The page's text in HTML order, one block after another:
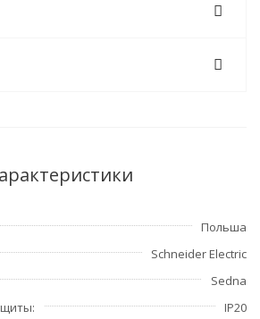
Польша
Schneider Electric
Sedna
IP20